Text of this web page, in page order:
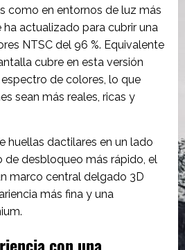
como en entornos de luz más
actualizado para cubrir una
NTSC del 96 %. Equivalente
cubre en esta versión
de colores, lo que
sean más reales, ricas y
huellas dactilares en un lado
de desbloqueo más rápido, el
marco central delgado 3D
más fina y una